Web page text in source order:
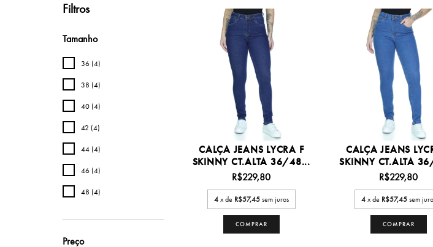
Filtros
Tamanho
36 (4)
38 (4)
40 (4)
42 (4)
44 (4)
46 (4)
48 (4)
Preço
CALÇA JEANS LYCRA F
SKINNY CT.ALTA 36/48...
R$229,80
4 x de R$57,45 sem juros
COMPRAR
CALÇA JEANS
SKINNY CT.ALTA
R$229,80
4 x de R$57,45 sem
COMPRAR